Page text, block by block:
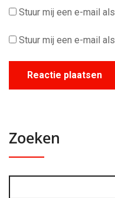
Stuur mij een e-mail
Stuur mij een e-mail
Zoeken